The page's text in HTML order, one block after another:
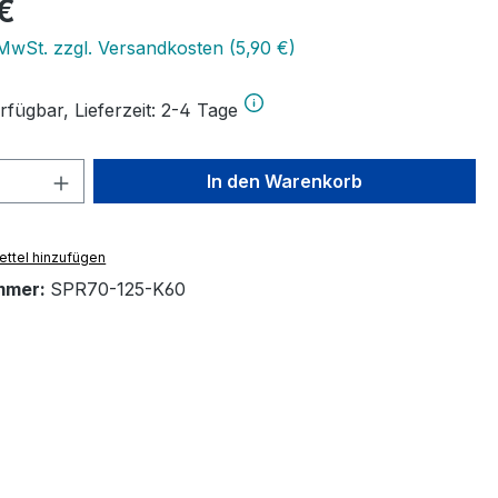
zzgl. Versandkosten (5,90 €)
Lieferzeit: 2-4 Tage
Anzahl: Gib den gewünschten Wert
In den Warenkorb
hinzufügen
SPR70-125-K60